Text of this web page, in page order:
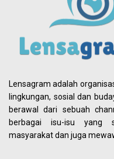
Lensagram adalah
lingkungan, sosial dan
berawal dari sebuah
berbagai isu-isu yang
masyarakat dan juga